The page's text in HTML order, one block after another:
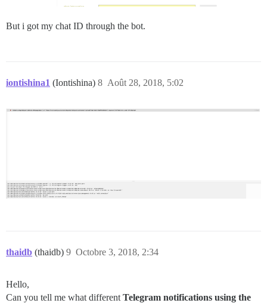
But i got my chat ID through the bot.
iontishina1 (Iontishina) Août 28, 2018, 5:02
8
thaidb (thaidb) Octobre 3, 2018, 2:34
9
Hello,
Can you tell me what different Telegram notifications using the